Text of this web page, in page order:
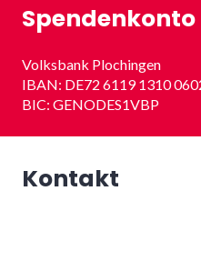
Spendenkonto
Volksbank Plochingen
IBAN: DE72 6119 1310
BIC: GENODES1VBP
Kontakt